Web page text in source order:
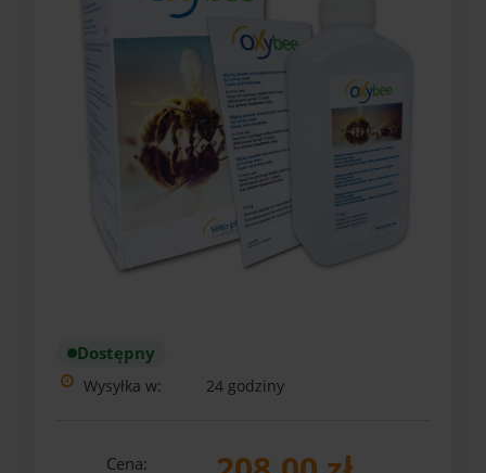
Dostępny
Wysyłka w: 24 godziny
Cena: